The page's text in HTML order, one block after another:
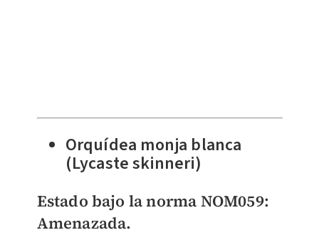
Orquídea monja blanca
(Lycaste skinneri)
Estado bajo la norma NOM059:
Amenazada.